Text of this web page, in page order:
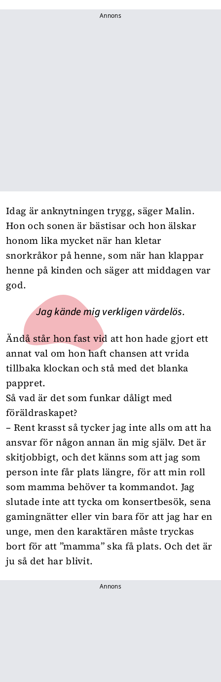
Annons
Idag är anknytningen trygg, säger Malin.
Hon och sonen är bästisar och hon älskar
honom lika mycket när han kletar
snorkråkor på henne, som när han klappar
henne på kinden och säger att middagen var
god.
Jag kände mig verkligen värdelös.
Ändå står hon fast vid att hon hade gjort ett
annat val om hon haft chansen att vrida
tillbaka klockan och stå med det blanka
pappret.
Så vad är det som funkar dåligt med
föräldraskapet?
– Rent krasst så tycker jag inte alls om att ha
ansvar för någon annan än mig själv. Det är
skitjobbigt, och det känns som att jag som
person inte får plats längre, för att min roll
som mamma behöver ta kommandot. Jag
slutade inte att tycka om konsertbesök, sena
gamingnätter eller vin bara för att jag har en
unge, men den karaktären måste tryckas
bort för att ”mamma” ska få plats. Och det är
ju så det har blivit.
Annons